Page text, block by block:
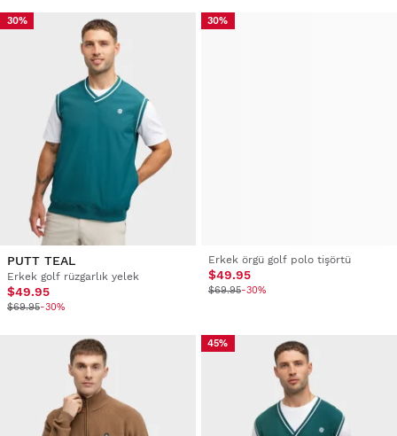
30%
PUTT TEAL
Erkek golf rüzgarlık yelek
$49.95
$69.95-30%
30%
Erkek örgü golf polo tişörtü
$49.95
$69.95-30%
45%